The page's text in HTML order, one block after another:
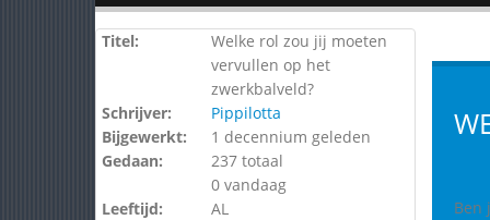
Titel:
Welke rol zou jij moeten
vervullen op het
zwerkbalveld?
Schrijver:
Pippilotta
Bijgewerkt:
1 decennium geleden
Gedaan:
237 totaal
0 vandaag
Leeftijd:
AL
Ben